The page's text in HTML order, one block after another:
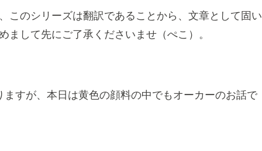
このシリーズは翻訳であることから、文章として固い
まして先にご了承くださいませ（ぺこ）。
すが、本日は黄色の顔料の中でもオーカーのお話で